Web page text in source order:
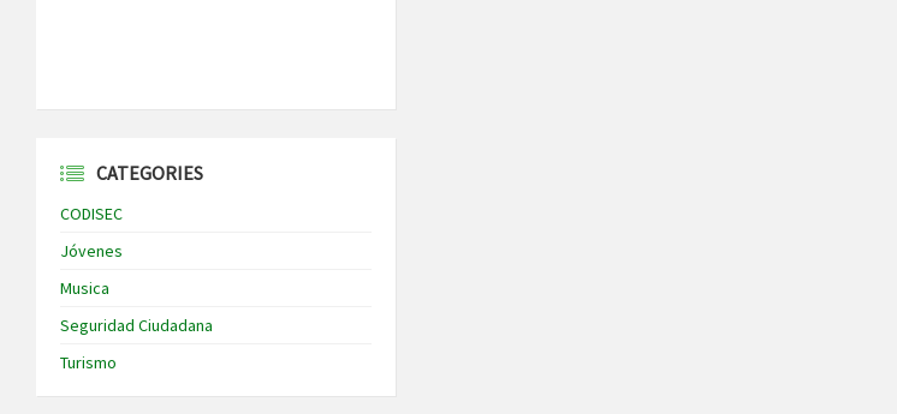
CATEGORIES
CODISEC
Jóvenes
Musica
Seguridad Ciudadana
Turismo